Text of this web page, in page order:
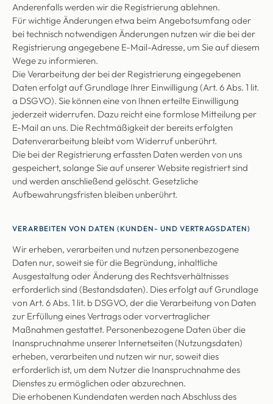
Anderenfalls werden wir die Registrierung ablehnen.
Für wichtige Änderungen etwa beim Angebotsumfang oder
bei technisch notwendigen Änderungen nutzen wir die bei der
Registrierung angegebene E-Mail-Adresse, um Sie auf diesem
Wege zu informieren.
Die Verarbeitung der bei der Registrierung eingegebenen
Daten erfolgt auf Grundlage Ihrer Einwilligung (Art. 6 Abs. 1 lit.
a DSGVO). Sie können eine von Ihnen erteilte Einwilligung
jederzeit widerrufen. Dazu reicht eine formlose Mitteilung per
E-Mail an uns. Die Rechtmäßigkeit der bereits erfolgten
Datenverarbeitung bleibt vom Widerruf unberührt.
Die bei der Registrierung erfassten Daten werden von uns
gespeichert, solange Sie auf unserer Website registriert sind
und werden anschließend gelöscht. Gesetzliche
Aufbewahrungsfristen bleiben unberührt.
VERARBEITEN VON DATEN (KUNDEN- UND VERTRAGSDATEN)
Wir erheben, verarbeiten und nutzen personenbezogene
Daten nur, soweit sie für die Begründung, inhaltliche
Ausgestaltung oder Änderung des Rechtsverhältnisses
erforderlich sind (Bestandsdaten). Dies erfolgt auf Grundlage
von Art. 6 Abs. 1 lit. b DSGVO, der die Verarbeitung von Daten
zur Erfüllung eines Vertrags oder vorvertraglicher
Maßnahmen gestattet. Personenbezogene Daten über die
Inanspruchnahme unserer Internetseiten (Nutzungsdaten)
erheben, verarbeiten und nutzen wir nur, soweit dies
erforderlich ist, um dem Nutzer die Inanspruchnahme des
Dienstes zu ermöglichen oder abzurechnen.
Die erhobenen Kundendaten werden nach Abschluss des